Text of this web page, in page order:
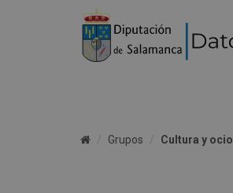
Grupos Cultura y ocio